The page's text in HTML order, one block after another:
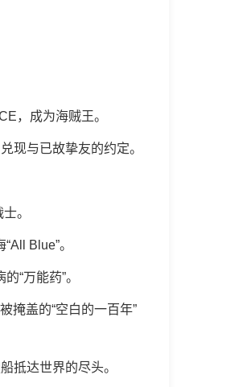
，成为海贼王。
现与已故挚友的约定。
。
Blue”。
“万能药”。
掩盖的“空白的一百年”
抵达世界的尽头。